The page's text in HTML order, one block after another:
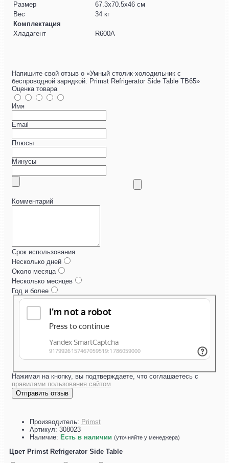
Размер
67.3х70.5х46 см
Вес
34 кг
Комплектация
Хладагент
R600A
Напишите свой отзыв о «Умный столик-холодильник с
беспроводной зарядкой. Primst Refrigerator Side Table TB65»
Оценка товара
Имя
Email
Плюсы
Минусы
Комментарий
Срок использования
Несколько дней
Около месяца
Несколько месяцев
Год и более
Нажимая на кнопку, вы подтверждаете, что соглашаетесь с
правилами пользования сайтом
Отправить отзыв
Производитель: Primst
Артикул: 308023
Наличие: Есть в наличии (уточняйте у менеджера)
Цвет Primst Refrigerator Side Table